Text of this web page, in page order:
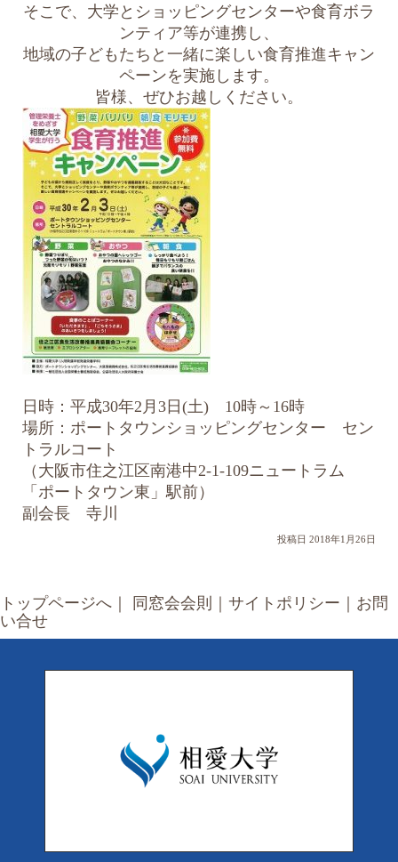
そこで、大学とショッピングセンターや食育ボラ
ンティア等が連携し、
地域の子どもたちと一緒に楽しい食育推進キャン
ペーンを実施します。
皆様、ぜひお越しください。
日時：平成30年2月3日(土) 10時～16時
場所：ポートタウンショッピングセンター セン
トラルコート
（大阪市住之江区南港中2-1-109ニュートラム
「ポートタウン東」駅前）
副会長 寺川
投稿日 2018年1月26日
トップページへ ｜ 同窓会会則 ｜ サイトポリシー ｜ お問
い合せ